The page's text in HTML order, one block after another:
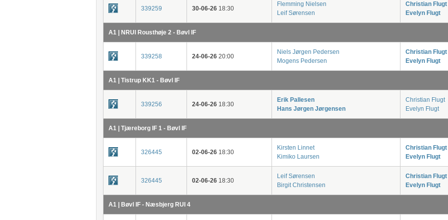
339259 30-06-2618:30
Flemming Nielsen
Leif Sørensen
Christian Flugt
Evelyn Flugt
A1 | NRUI Rousthøje 2 - Bøvl IF
339258 24-06-2620:00
Niels Jørgen Pedersen
Mogens Pedersen
Christian Flugt
Evelyn Flugt
A1 | Tistrup KK1 - Bøvl IF
339256 24-06-2618:30
Erik Pallesen
Hans Jørgen Jørgensen
Christian Flugt
Evelyn Flugt
A1 | Tjæreborg IF 1 - Bøvl IF
326445 02-06-2618:30
Kirsten Linnet
Kimiko Laursen
Christian Flugt
Evelyn Flugt
326445 02-06-2618:30
Leif Sørensen
Birgit Christensen
Christian Flugt
Evelyn Flugt
A1 | Bøvl IF - Næsbjerg RUI 4